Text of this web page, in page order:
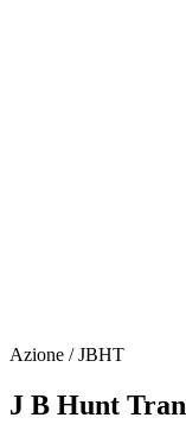
Azione / JBHT
J B Hunt